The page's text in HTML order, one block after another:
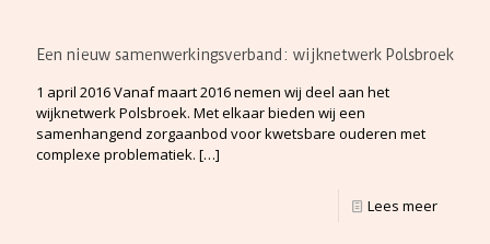
Een nieuw samenwerkingsverband: wijknetwerk Polsbroek
1 april 2016 Vanaf maart 2016 nemen wij deel aan het
wijknetwerk Polsbroek. Met elkaar bieden wij een
samenhangend zorgaanbod voor kwetsbare ouderen met
complexe problematiek. […]
Lees meer